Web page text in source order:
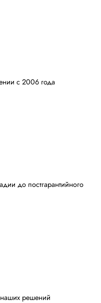
с 2006 года
до постгарантийного
наших решений